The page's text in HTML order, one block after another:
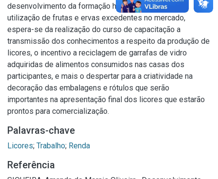
desenvolvimento da formação humanista. Além da
utilização de frutas e ervas excedentes no mercado,
espera-se da realização do curso de capacitação a
transmissão dos conhecimentos a respeito da produção de
licores, o incentivo a reciclagem de garrafas de vidro
adquiridas de alimentos consumidos nas casas dos
participantes, e mais o despertar para a criatividade na
decoração das embalagens e rótulos que serão
importantes na apresentação final dos licores que estarão
prontos para comercialização.
Palavras-chave
Licores; Trabalho; Renda
Referência